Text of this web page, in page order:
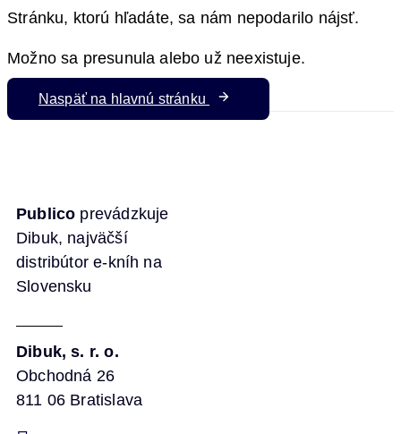
Stránku, ktorú hľadáte, sa nám nepodarilo nájsť.
Možno sa presunula alebo už neexistuje.
Naspäť na hlavnú stránku
Publico prevádzkuje
Dibuk, najväčší
distribútor e-kníh na
Slovensku
Dibuk, s. r. o.
Obchodná 26
811 06 Bratislava